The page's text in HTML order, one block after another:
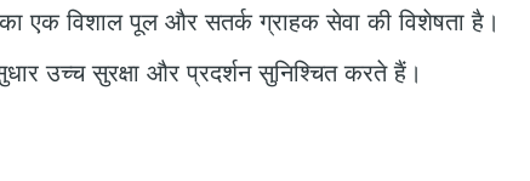
एक विशाल पूल और सतर्क ग्राहक सेवा की विशेषता है।
उच्च सुरक्षा और प्रदर्शन सुनिश्चित करते हैं।